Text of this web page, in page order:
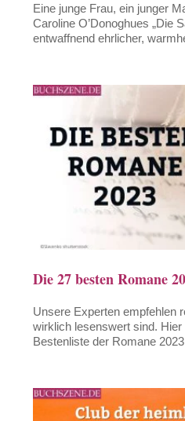
Eine junge Frau, ein junger
Caroline O’Donoghues „Die
entwaffnend ehrlicher,
Die 27 besten Romane
Unsere Experten empfehlen
wirklich lesenswert sind.
Bestenliste der Romane